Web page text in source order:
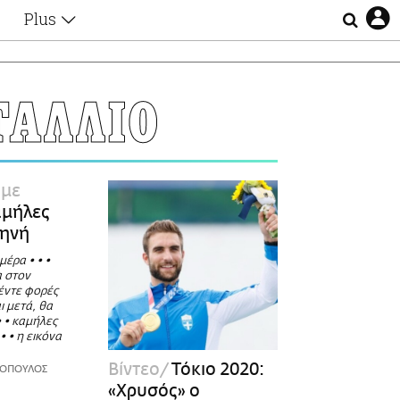
Plus
Αφιερώματα
Ζώδια
Απώλειες
Επιλογές
• • •
στον
φορές
μετά, θα
• καμήλες
• η εικόνα
Βίντεο Τόκιο 2020:
«Χρυσός» ο